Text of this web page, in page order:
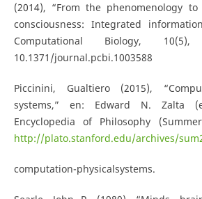
(2014), “From the phenomenology
consciousness: Integrated
Computational Biology,
10.1371/journal.pcbi.1003588
Piccinini, Gualtiero (2015),
systems,” en: Edward N. Zalta
Encyclopedia of Philosophy
http://plato.stanford.edu/archives/
computation-physicalsystems.